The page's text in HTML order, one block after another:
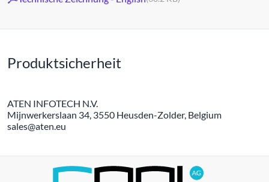
Produktsicherheit
ATEN INFOTECH N.V.
Mijnwerkerslaan 34, 3550 Heusden-Zolder, Belgium
sales@aten.eu